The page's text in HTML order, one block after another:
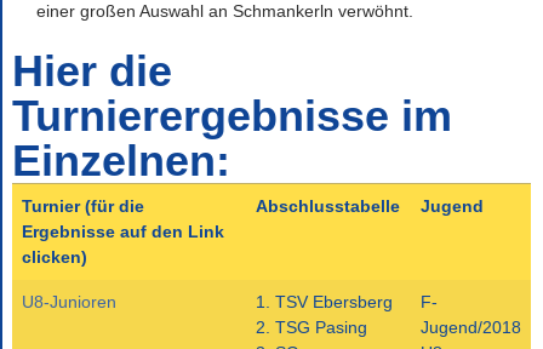
einer großen Auswahl an Schmankerln verwöhnt.
Hier die
Turnierergebnisse im
Einzelnen:
Turnier (für die
Ergebnisse auf den Link
clicken)
Abschlusstabelle Jugend
U8-Junioren
1. TSV Ebersberg
2. TSG Pasing
F-
Jugend/2018